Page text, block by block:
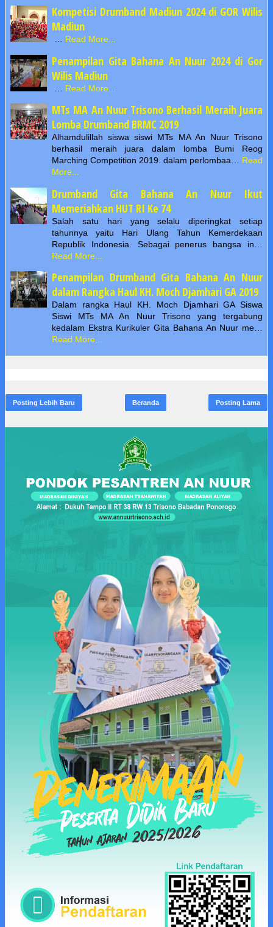
Kompetisi Drumband Madiun 2024 di GOR Wilis
Madiun
… Read More...
Penampilan Gita Bahana An Nuur 2024 di Gor
Wilis Madiun
Read More...
MTs MA An Nuur Trisono Berhasil Meraih Juara
Lomba Drumband BRMC 2019
Alhamdulillah siswa siswi MTs MA An Nuur Trisono
berhasil meraih juara dalam lomba Bumi Reog
Marching Competition 2019. dalam perlombaa… Read
More...
Drumband Gita Bahana An Nuur Ikut
Memeriahkan HUT RI Ke 74
Salah satu hari yang selalu diperingkat setiap
tahunnya yaitu Hari Ulang Tahun Kemerdekaan
Republik Indonesia. Sebagai penerus bangsa in…
Read More...
Penampilan Drumband Gita Bahana An Nuur
dalam Rangka Haul KH. Moch Djamhari GA 2019
Dalam rangka Haul KH. Moch Djamhari GA Siswa
Siswi MTs MA An Nuur Trisono yang tergabung
kedalam Ekstra Kurikuler Gita Bahana An Nuur me…
Read More...
Posting Lebih Baru Posting Lama
Beranda